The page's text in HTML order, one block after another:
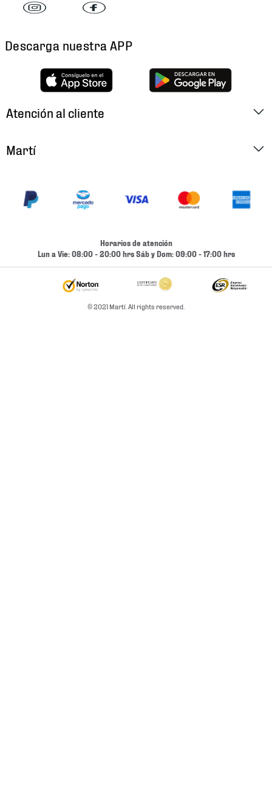
Descarga nuestra APP
Atención al cliente
Cambios y Devoluciones
Condiciones de Entrega y Devolución Marketplace
Martí
Ubica tu Tienda
Términos y Condiciones
Horarios de atención
Lun a Vie: 08:00 - 20:00 hrs Sáb y Dom: 09:00 - 17:00 hrs
© 2021 Martí. All rights reserved.